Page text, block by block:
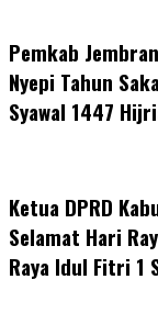
Pemkab
Nyepi Tahun
Syawal 1447
Ketua DPRD
Selamat Hari
Raya Idul Fitri 1